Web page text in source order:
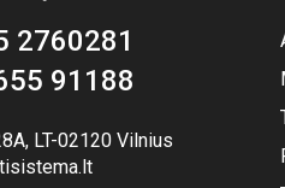
2760281
91188
LT-02120 Vilnius